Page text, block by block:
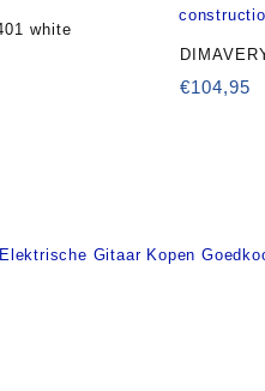
white
€104,95
Elektrische Gitaar Kopen